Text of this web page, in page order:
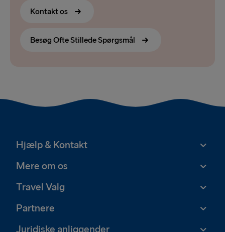
Kontakt os
Besøg Ofte Stillede Spørgsmål
Hjælp & Kontakt
Mere om os
Travel Valg
Partnere
Juridiske anliggender